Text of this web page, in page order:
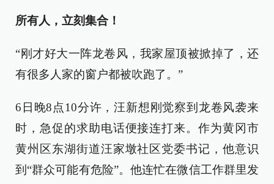
所有人，立刻集合！
“刚才好大一阵龙卷风，我家屋顶被掀掉了，还
有很多人家的窗户都被吹跑了。”
6日晚8点10分许，汪新想刚觉察到龙卷风袭来
时，急促的求助电话便接连打来。作为黄冈市
黄州区东湖街道汪家墩社区党委书记，他意识
到“群众可能有危险”。他连忙在微信工作群里发